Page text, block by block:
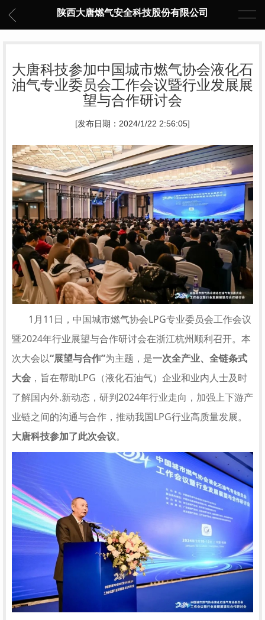
陕西大唐燃气安全科技股份有限公司
大唐科技参加中国城市燃气协会液化石
油气专业委员会工作会议暨行业发展展
望与合作研讨会
[发布日期：2024/1/22 2:56:05]
1月11日，中国城市燃气协会LPG专业委员会工作会议
暨2024年行业展望与合作研讨会在浙江杭州顺利召开。本
次大会以“展望与合作”为主题，是一次全产业、全链条式
大会 ，旨在帮助LPG（液化石油气）企业和业内人士及时
了解国内外.新动态，研判2024年行业走向，加强上下游产
业链之间的沟通与合作，推动我国LPG行业高质量发展。
大唐科技参加了此次会议。